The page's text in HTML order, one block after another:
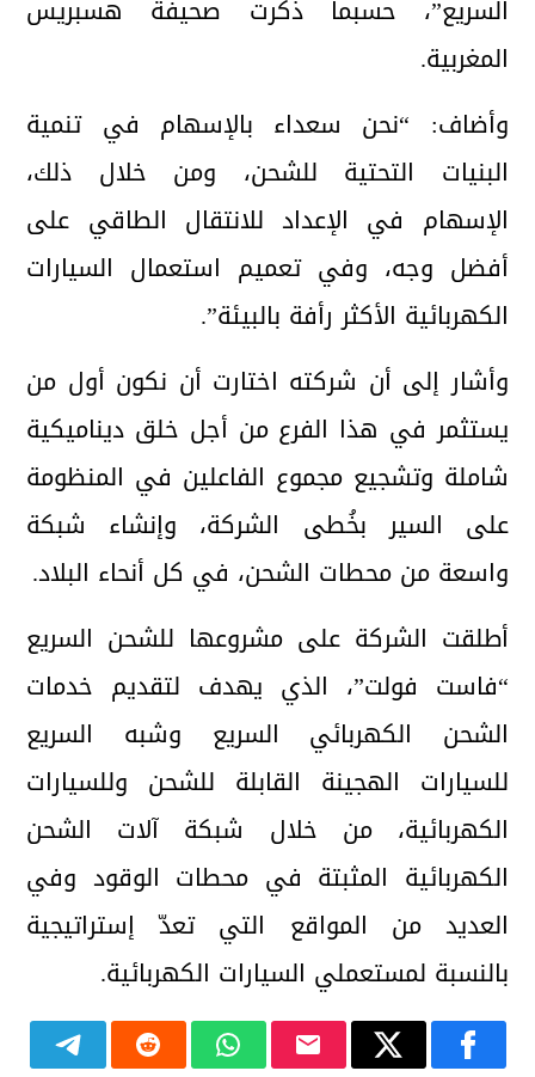
السريع”، حسبما ذكرت صحيفة هسبريس
المغربية.
وأضاف: “نحن سعداء بالإسهام في تنمية
البنيات التحتية للشحن، ومن خلال ذلك،
الإسهام في الإعداد للانتقال الطاقي على
أفضل وجه، وفي تعميم استعمال السيارات
الكهربائية الأكثر رأفة بالبيئة”.
وأشار إلى أن شركته اختارت أن نكون أول من
يستثمر في هذا الفرع من أجل خلق ديناميكية
شاملة وتشجيع مجموع الفاعلين في المنظومة
على السير بخُطى الشركة، وإنشاء شبكة
واسعة من محطات الشحن، في كل أنحاء البلاد.
أطلقت الشركة على مشروعها للشحن السريع
“فاست فولت”، الذي يهدف لتقديم خدمات
الشحن الكهربائي السريع وشبه السريع
للسيارات الهجينة القابلة للشحن وللسيارات
الكهربائية، من خلال شبكة آلات الشحن
الكهربائية المثبتة في محطات الوقود وفي
العديد من المواقع التي تعدّ إستراتيجية
بالنسبة لمستعملي السيارات الكهربائية.